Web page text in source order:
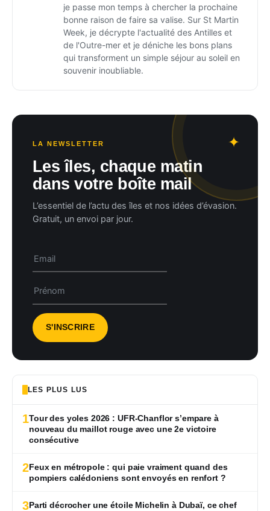
je passe mon temps à chercher la prochaine
bonne raison de faire sa valise. Sur St Martin
Week, je décrypte l'actualité des Antilles et
de l'Outre-mer et je déniche les bons plans
qui transforment un simple séjour au soleil en
souvenir inoubliable.
LA NEWSLETTER
Les îles, chaque matin
dans votre boîte mail
L’essentiel de l’actu des îles et nos idées d’évasion.
Gratuit, un envoi par jour.
LES PLUS LUS
1Tour des yoles 2026 : UFR-Chanflor s’empare à
nouveau du maillot rouge avec une 2e victoire
consécutive
2Feux en métropole : qui paie vraiment quand des
pompiers calédoniens sont envoyés en renfort ?
3Parti décrocher une étoile Michelin à Dubaï, ce chef